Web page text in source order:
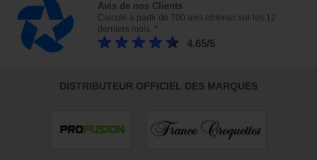
Avis de nos Clients
Calculé à partir de 700 avis obtenus sur les 12
derniers mois. *
4.65/5
DISTRIBUTEUR OFFICIEL DES MARQUES